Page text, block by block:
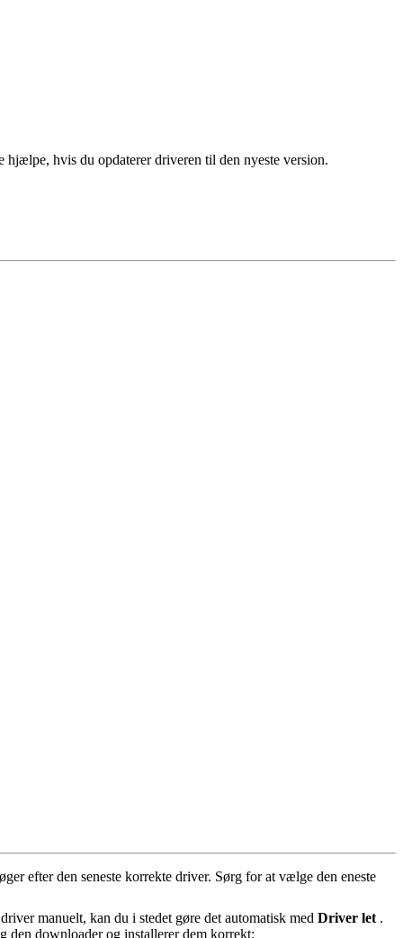
hjælpe, hvis du opdaterer driveren til den nyeste version.
efter den seneste korrekte driver. Sørg for at vælge den eneste
manuelt, kan du i stedet gøre det automatisk med Driver let .
den downloader og installerer dem korrekt: